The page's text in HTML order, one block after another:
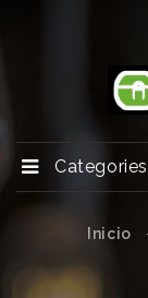
Categories
Inicio